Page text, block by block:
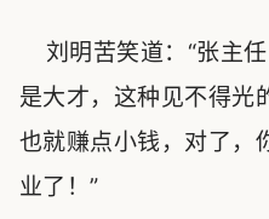
刘明苦笑道：“张主
是大才，这种见不得光
也就赚点小钱，对了，
业了！”